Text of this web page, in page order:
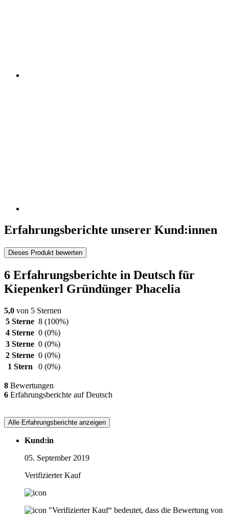
Erfahrungsberichte unserer Kund:innen
Dieses Produkt bewerten
6 Erfahrungsberichte in Deutsch für
Kiepenkerl Gründünger Phacelia
5,0 von 5 Sternen
5 Sterne 8 (100%)
4 Sterne 0 (0%)
3 Sterne 0 (0%)
2 Sterne 0 (0%)
1 Stern
0 (0%)
8 Bewertungen
6 Erfahrungsberichte auf Deutsch
Alle Erfahrungsberichte anzeigen
Kund:in
05. September 2019
Verifizierter Kauf
"Verifizierter Kauf“ bedeutet, dass die Bewertung von